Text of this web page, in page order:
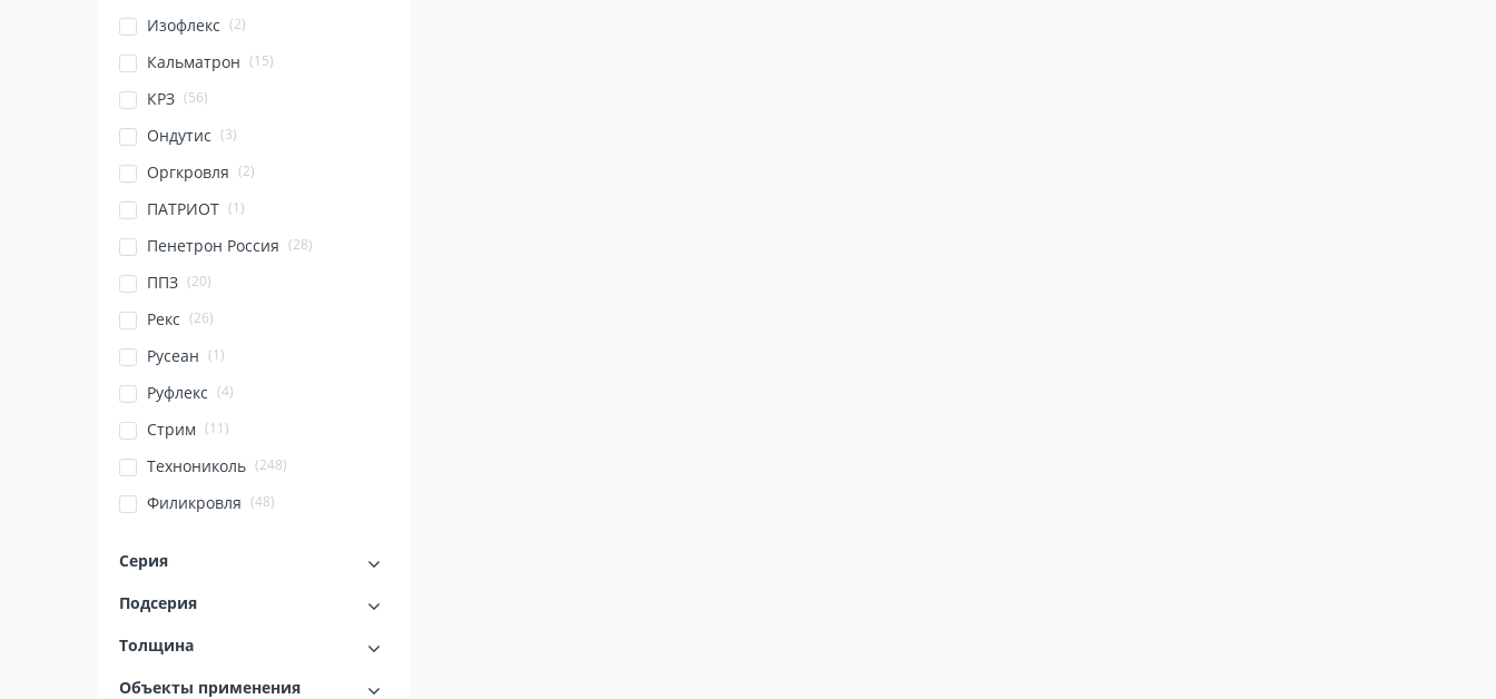
Изофлекс (2)
Кальматрон (15)
КРЗ (56)
Ондутис (3)
Оргкровля (2)
ПАТРИОТ (1)
Пенетрон Россия (28)
ППЗ (20)
Рекс (26)
Русеан (1)
Руфлекс (4)
Стрим (11)
Технониколь (248)
Филикровля (48)
Серия
Подсерия
Толщина
Объекты применения